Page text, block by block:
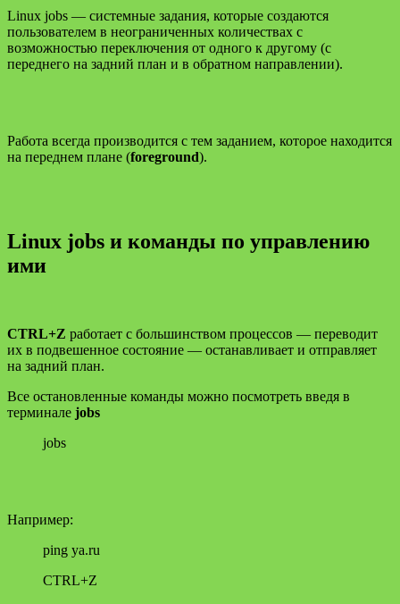
Linux jobs — системные задания, которые создаются
пользователем в неограниченных количествах с
возможностью переключения от одного к другому (с
переднего на задний план и в обратном направлении).
Работа всегда производится с тем заданием, которое находится
на переднем плане (foreground).
Linux jobs и команды по управлению
ими
CTRL+Z работает с большинством процессов — переводит
их в подвешенное состояние — останавливает и отправляет
на задний план.
Все остановленные команды можно посмотреть введя в
терминале jobs
jobs
Например:
ping ya.ru
CTRL+Z